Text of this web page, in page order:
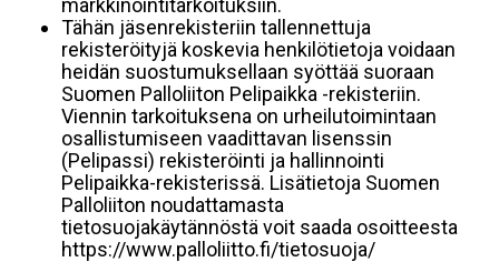
markkinointitarkoituksiin.
Tähän jäsenrekisteriin tallennettuja
rekisteröityjä koskevia henkilötietoja voidaan
heidän suostumuksellaan syöttää suoraan
Suomen Palloliiton Pelipaikka -rekisteriin.
Viennin tarkoituksena on urheilutoimintaan
osallistumiseen vaadittavan lisenssin
(Pelipassi) rekisteröinti ja hallinnointi
Pelipaikka-rekisterissä. Lisätietoja Suomen
Palloliiton noudattamasta
tietosuojakäytännöstä voit saada osoitteesta
https://www.palloliitto.fi/tietosuoja/